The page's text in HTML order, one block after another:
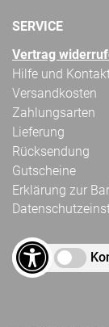
SERVICE
Vertrag
Hilfe und
Versandkosten
Zahlungsarten
Lieferung
Rücksendung
Gutscheine
Erklärung zur